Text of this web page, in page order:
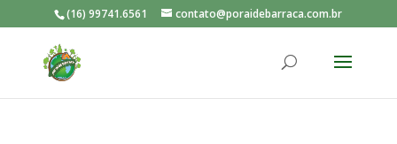
(16) 99741.6561 contato@poraidebarraca.com.br